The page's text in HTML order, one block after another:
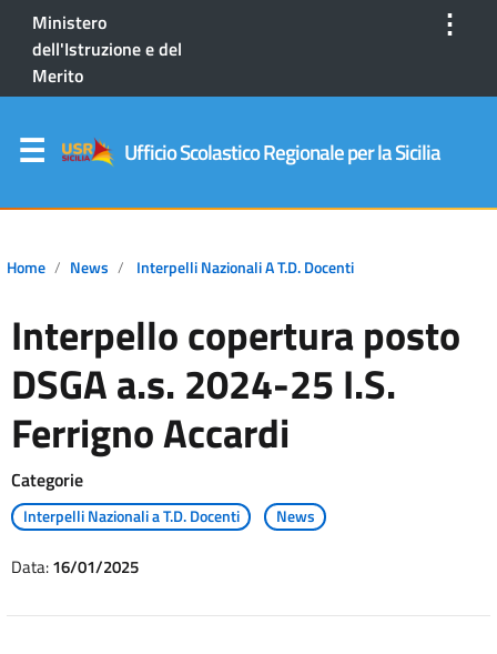
Ministero
dell'Istruzione e del
Merito
⋮
Ufficio Scolastico Regionale per la Sicilia
Home News Interpelli Nazionali A T.D. Docenti
Interpello copertura posto
DSGA a.s. 2024-25 I.S.
Ferrigno Accardi
Categorie
Interpelli Nazionali a T.D. Docenti News
Data:16/01/2025